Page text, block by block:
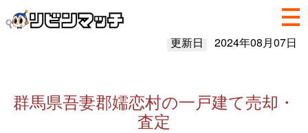
更新日 2024年08月07日
群馬県吾妻郡嬬恋村の一戸建て売却・
査定